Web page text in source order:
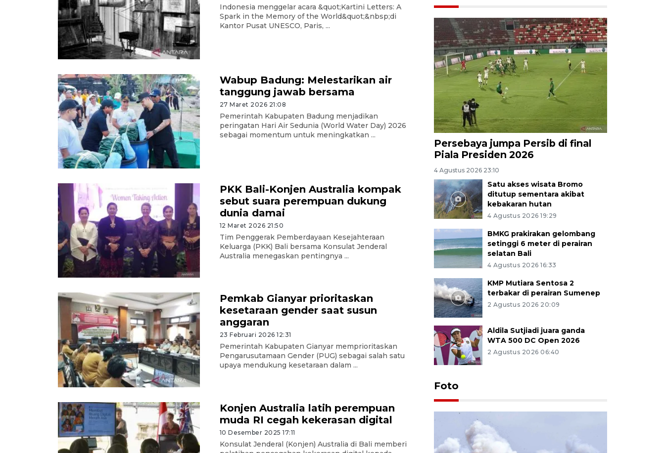
Indonesia menggelar acara &quot;Kartini Letters: A
Spark in the Memory of the World&quot;&nbsp;di
Kantor Pusat UNESCO, Paris, ...
Wabup Badung: Melestarikan air
tanggung jawab bersama
27 Maret 2026 21:08
Pemerintah Kabupaten Badung menjadikan
peringatan Hari Air Sedunia (World Water Day) 2026
sebagai momentum untuk meningkatkan ...
PKK Bali-Konjen Australia kompak
sebut suara perempuan dukung
dunia damai
12 Maret 2026 21:50
Tim Penggerak Pemberdayaan Kesejahteraan
Keluarga (PKK) Bali bersama Konsulat Jenderal
Australia menegaskan pentingnya ...
Pemkab Gianyar prioritaskan
kesetaraan gender saat susun
anggaran
23 Februari 2026 12:31
Pemerintah Kabupaten Gianyar memprioritaskan
Pengarusutamaan Gender (PUG) sebagai salah satu
upaya mendukung kesetaraan dalam ...
Konjen Australia latih perempuan
muda RI cegah kekerasan digital
10 Desember 2025 17:11
Konsulat Jenderal (Konjen) Australia di Bali memberi
Persebaya jumpa Persib di final
Piala Presiden 2026
4 Agustus 2026 23:10
Satu akses wisata Bromo
ditutup sementara akibat
kebakaran hutan
4 Agustus 2026 19:29
BMKG prakirakan gelombang
setinggi 6 meter di perairan
selatan Bali
4 Agustus 2026 16:33
KMP Mutiara Sentosa 2
terbakar di perairan Sumenep
2 Agustus 2026 20:09
Aldila Sutjiadi juara ganda
WTA 500 DC Open 2026
2 Agustus 2026 06:40
Foto